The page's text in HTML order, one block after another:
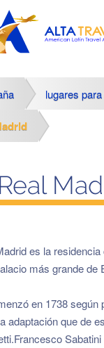
lugares
es la
más grande de
en 1738 según
adaptación que de